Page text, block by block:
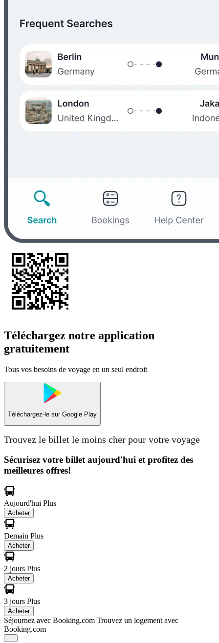
Téléchargez notre application
gratuitement
Tous vos besoins de voyage en un seul endroit
Téléchargez-le sur Google Play
Trouvez le billet le moins cher pour votre voyage
Sécurisez votre billet aujourd'hui et profitez des
meilleures offres!
Aujourd'hui Plus
Acheter
Demain Plus
Acheter
2 jours Plus
Acheter
3 jours Plus
Acheter
Séjournez avec Booking.com Trouvez un logement avec
Booking.com